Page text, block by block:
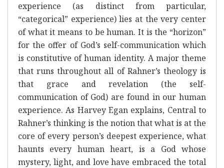
experience (as distinct from particular,
“categorical” experience) lies at the very center
of what it means to be human. It is the “horizon”
for the offer of God’s self-communication which
is constitutive of human identity. A major theme
that runs throughout all of Rahner’s theology is
that grace and revelation (the self-
communication of God) are found in our human
experience. As Harvey Egan explains, Central to
Rahner’s thinking is the notion that what is at the
core of every person’s deepest experience, what
haunts every human heart, is a God whose
mystery, light, and love have embraced the total